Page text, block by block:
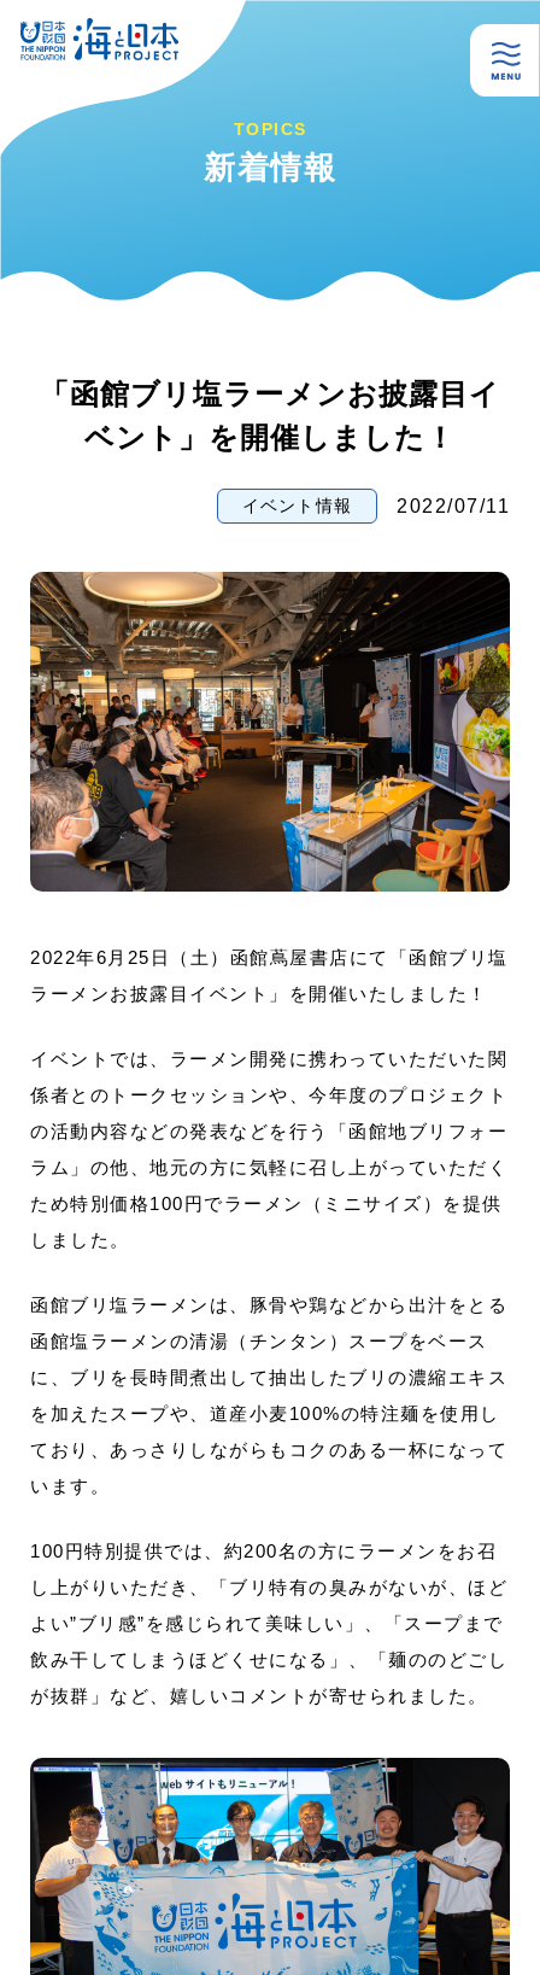
TOPICS
新着情報
「函館ブリ塩ラーメンお披露目イ
ベント」を開催しました！
イベント情報 2022/07/11
2022年6月25日（土）函館蔦屋書店にて「函館ブリ塩
ラーメンお披露目イベント」を開催いたしました！
イベントでは、ラーメン開発に携わっていただいた関
係者とのトークセッションや、今年度のプロジェクト
の活動内容などの発表などを行う「函館地ブリフォー
ラム」の他、地元の方に気軽に召し上がっていただく
ため特別価格100円でラーメン（ミニサイズ）を提供
しました。
函館ブリ塩ラーメンは、豚骨や鶏などから出汁をとる
函館塩ラーメンの清湯（チンタン）スープをベース
に、ブリを長時間煮出して抽出したブリの濃縮エキス
を加えたスープや、道産小麦100%の特注麺を使用し
ており、あっさりしながらもコクのある一杯になって
います。
100円特別提供では、約200名の方にラーメンをお召
し上がりいただき、「ブリ特有の臭みがないが、ほど
よい”ブリ感”を感じられて美味しい」、「スープまで
飲み干してしまうほどくせになる」、「麺ののどごし
が抜群」など、嬉しいコメントが寄せられました。